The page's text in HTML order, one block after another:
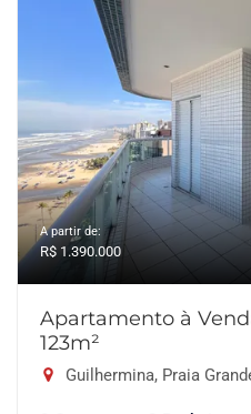
A partir de:
R$ 1.390.000
Apartamento à
123m²
Guilhermina, Praia